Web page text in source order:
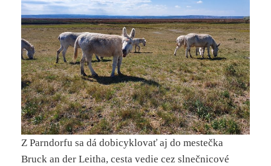
Z Parndorfu sa dá dobicyklovať aj do mestečka
Bruck an der Leitha, cesta vedie cez slnečnicové